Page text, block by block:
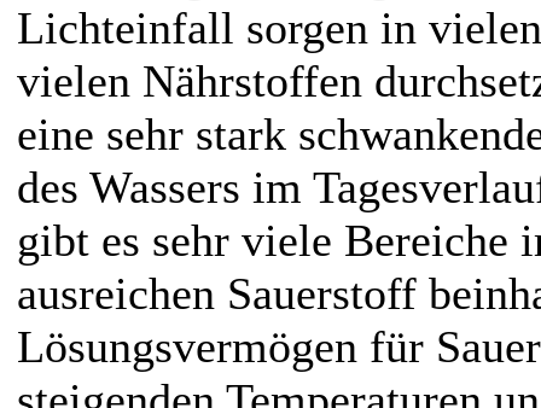
Lichteinfall sorgen in
vielen Nährstoffen
eine sehr stark
des Wassers im
gibt es sehr viele Bereiche
ausreichen Sauerstoff
Lösungsvermögen für